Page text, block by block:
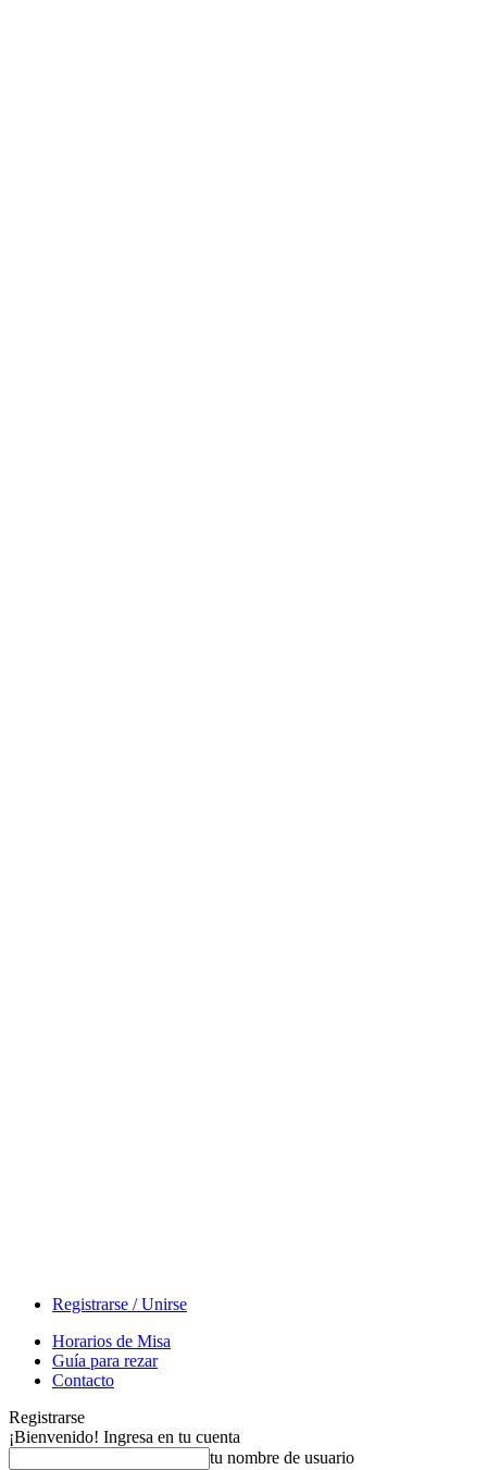
Registrarse / Unirse
Horarios de Misa
Guía para rezar
Contacto
Registrarse
¡Bienvenido! Ingresa en tu cuenta
tu nombre de usuario